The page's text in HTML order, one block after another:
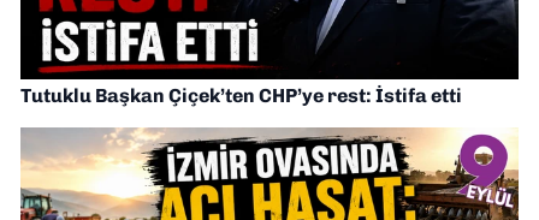
Tutuklu Başkan Çiçek’ten CHP’ye rest: İstifa etti